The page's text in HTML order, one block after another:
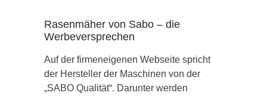
Rasenmäher von Sabo – die
Werbeversprechen
Auf der firmeneigenen Webseite spricht
der Hersteller der Maschinen von der
„SABO Qualität“. Darunter werden